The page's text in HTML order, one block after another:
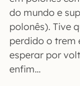
do mundo e
polonês). Tive
perdido o trem
esperar por
enfim…